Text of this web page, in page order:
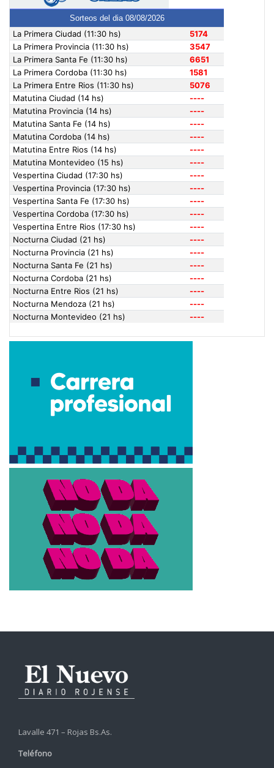
Lavalle 471 – Rojas Bs.As.
Teléfono